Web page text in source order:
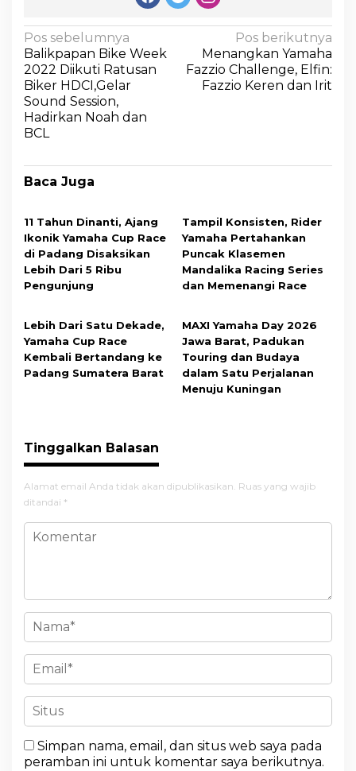
Pos sebelumnya
Balikpapan Bike Week
2022 Diikuti Ratusan
Biker HDCI,Gelar
Sound Session,
Hadirkan Noah dan
BCL
Pos berikutnya
Menangkan Yamaha
Fazzio Challenge, Elfin:
Fazzio Keren dan Irit
Baca Juga
11 Tahun Dinanti, Ajang
Ikonik Yamaha Cup Race
di Padang Disaksikan
Lebih Dari 5 Ribu
Pengunjung
Tampil Konsisten, Rider
Yamaha Pertahankan
Puncak Klasemen
Mandalika Racing Series
dan Memenangi Race
Lebih Dari Satu Dekade,
Yamaha Cup Race
Kembali Bertandang ke
Padang Sumatera Barat
MAXI Yamaha Day 2026
Jawa Barat, Padukan
Touring dan Budaya
dalam Satu Perjalanan
Menuju Kuningan
Tinggalkan Balasan
Alamat email Anda tidak akan dipublikasikan. Ruas yang wajib
ditandai *
Simpan nama, email, dan situs web saya pada
peramban ini untuk komentar saya berikutnya.